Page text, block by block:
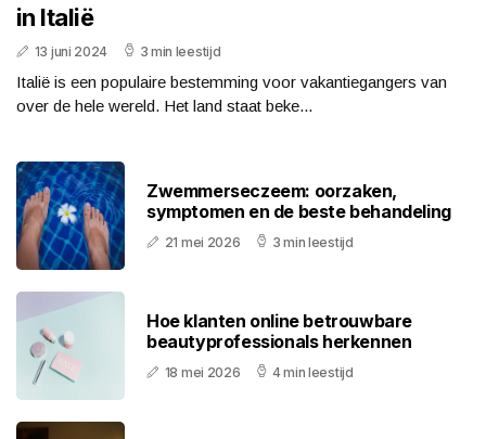
in Italië
13 juni 2024 3 min leestijd
Italië is een populaire bestemming voor vakantiegangers van
over de hele wereld. Het land staat beke...
Zwemmerseczeem: oorzaken,
symptomen en de beste behandeling
21 mei 2026 3 min leestijd
Hoe klanten online betrouwbare
beautyprofessionals herkennen
18 mei 2026 4 min leestijd